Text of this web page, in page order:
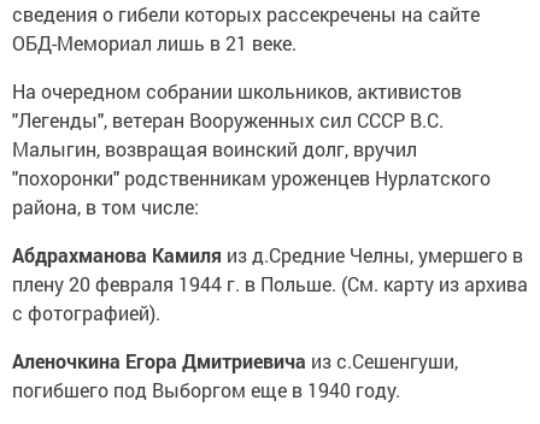
сведения о гибели которых рассекречены на сайте
ОБД-Мемориал лишь в 21 веке.
На очередном собрании школьников, активистов
"Легенды", ветеран Вооруженных сил СССР В.С.
Малыгин, возвращая воинский долг, вручил
"похоронки" родственникам уроженцев Нурлатского
района, в том числе:
Абдрахманова Камиля из д.Средние Челны, умершего в
плену 20 февраля 1944 г. в Польше. (См. карту из архива
с фотографией).
Аленочкина Егора Дмитриевича из с.Сешенгуши,
погибшего под Выборгом еще в 1940 году.